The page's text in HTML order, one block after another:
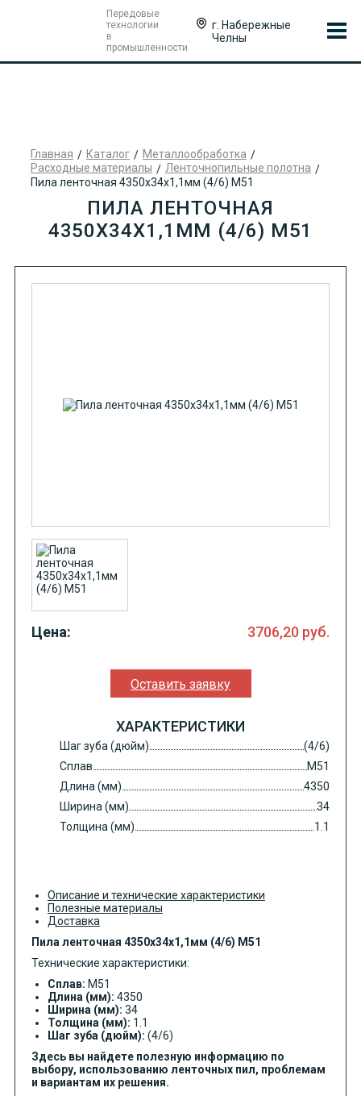
Передовые
технологии
в
промышленности
г. Набережные
Челны
Главная Каталог
Металлообработка
Расходные материалы
Ленточнопильные полотна
Пила ленточная 4350х34х1,1мм (4/6) М51
ПИЛА ЛЕНТОЧНАЯ
4350Х34Х1,1ММ (4/6) М51
Цена: 3706,20 руб.
Оставить заявку
ХАРАКТЕРИСТИКИ
Шаг зуба (дюйм)
(4/6)
Сплав
M51
Длина (мм)
4350
Ширина (мм)
34
Толщина (мм)
1.1
Описание и технические характеристики
Полезные материалы
Доставка
Пила ленточная 4350х34х1,1мм (4/6) М51
Технические характеристики:
Сплав: M51
Длина (мм): 4350
Ширина (мм): 34
Толщина (мм): 1.1
Шаг зуба (дюйм): (4/6)
Здесь вы найдете полезную информацию по
выбору, использованию ленточных пил, проблемам
и вариантам их решения.